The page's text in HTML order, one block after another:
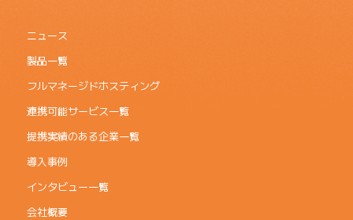
ニュース
製品一覧
フルマネージドホスティング
連携可能サービス一覧
提携実績のある企業一覧
導入事例
インタビュー一覧
会社概要